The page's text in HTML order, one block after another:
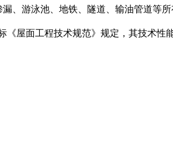
、游泳池、地铁、隧道、输油管道等所
屋面工程技术规范》规定，其技术性